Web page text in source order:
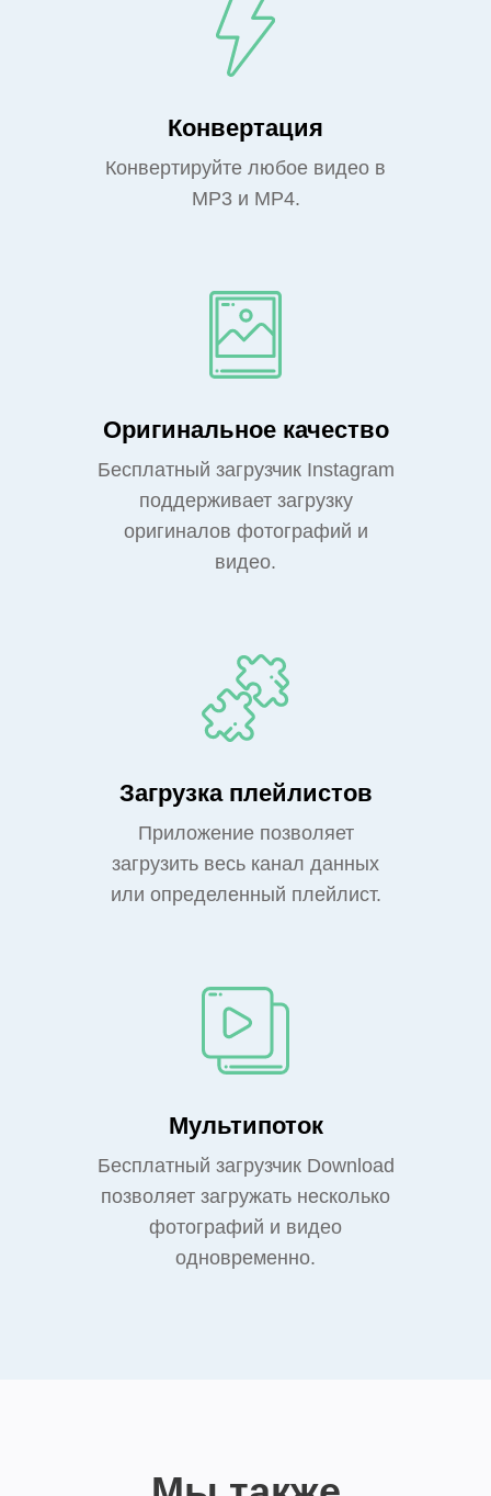
Конвертация
Конвертируйте любое видео в
MP3 и MP4.
Оригинальное качество
Бесплатный загрузчик Instagram
поддерживает загрузку
оригиналов фотографий и
видео.
Загрузка плейлистов
Приложение позволяет
загрузить весь канал данных
или определенный плейлист.
Мультипоток
Бесплатный загрузчик Download
позволяет загружать несколько
фотографий и видео
одновременно.